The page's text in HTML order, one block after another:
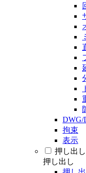
DWG/
拘束
表示
押し出し
押し出し